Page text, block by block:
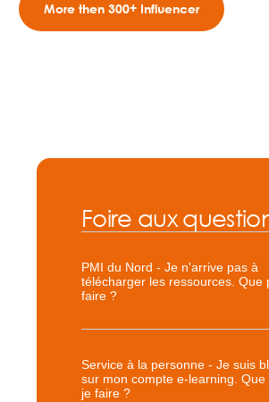
More then 300+ Influencer
Foire aux
PMI du Nord - Je n'arrive pas à
télécharger les ressources. Que
faire ?
Service à la personne - Je suis
sur mon compte e-learning. Que
je faire ?